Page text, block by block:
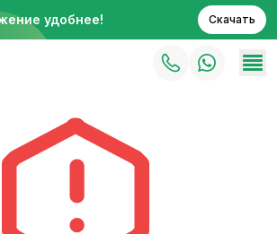
удобнее! Скачать